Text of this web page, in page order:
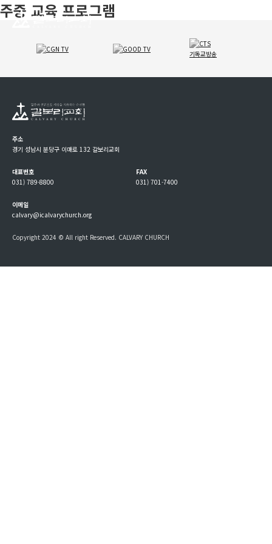
주중 교육 프로그램
주소
경기 성남시 분당구 이매로 132 갈보리교회
대표번호
031) 789-8800
FAX
031) 701-7400
이메일
calvary@icalvarychurch.org
Copyright 2024 © All right Reserved. CALVARY CHURCH